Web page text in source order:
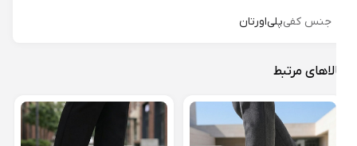
جنس کفی پلی‌اورتان
مرتبط